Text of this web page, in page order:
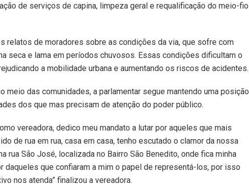
de serviços de capina, limpeza geral e requalificação do meio-fio
relatos de moradores sobre as condições da via, que sofre com
seca e lama em períodos chuvosos. Essas condições dificultam o
a mobilidade urbana e aumentando os riscos de acidentes.
meio das comunidades, a parlamentar segue mantendo uma posição
dos que mas precisam de atenção do poder público.
vereadora, dedico meu mandato a lutar por aqueles que mais
de rua em rua, casa em casa, tenho escutado o clamor da nossa
rua São José, localizada no Bairro São Benedito, onde fica minha
daqueles que confiaram a mim o papel de representá-los, por isso
nos atenda” finalizou a vereadora.